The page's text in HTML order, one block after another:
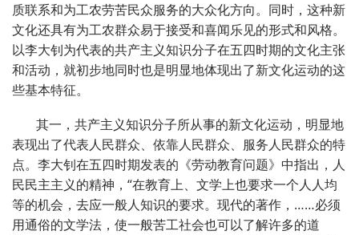
质联系和为工农劳苦民众服务的大众化方向。同时，这种新
文化还具有为工农群众易于接受和喜闻乐见的形式和风格。
以李大钊为代表的共产主义知识分子在五四时期的文化主张
和活动，就初步地同时也是明显地体现出了新文化运动的这
些基本特征。
其一，共产主义知识分子所从事的新文化运动，明显地
表现出了代表人民群众、依靠人民群众、服务人民群众的特
点。李大钊在五四时期发表的《劳动教育问题》中指出，人
民民主主义的精神，“在教育上、文学上也要求一个人人均
等的机会，去应一般人知识的要求。现代的著作，……必须
用通俗的文学法，使一般苦工社会也可以了解许多的道